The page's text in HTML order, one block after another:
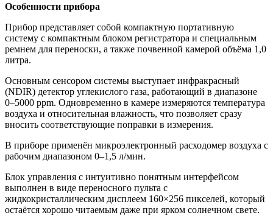
Особенности прибора
Прибор представляет собой компактную портативную
систему с компактным блоком регистратора и специальным
ремнем для переноски, а также почвенной камерой объёма 1,0
литра.
Основным сенсором системы выступает инфракрасный
(NDIR) детектор углекислого газа, работающий в диапазоне
0–5000 ppm. Одновременно в камере измеряются температура
воздуха и относительная влажность, что позволяет сразу
вносить соответствующие поправки в измерения.
В приборе применён микроэлектронный расходомер воздуха с
рабочим диапазоном 0–1,5 л/мин.
Блок управления с интуитивно понятным интерфейсом
выполнен в виде переносного пульта с
жидкокристаллическим дисплеем 160×256 пикселей, который
остаётся хорошо читаемым даже при ярком солнечном свете.